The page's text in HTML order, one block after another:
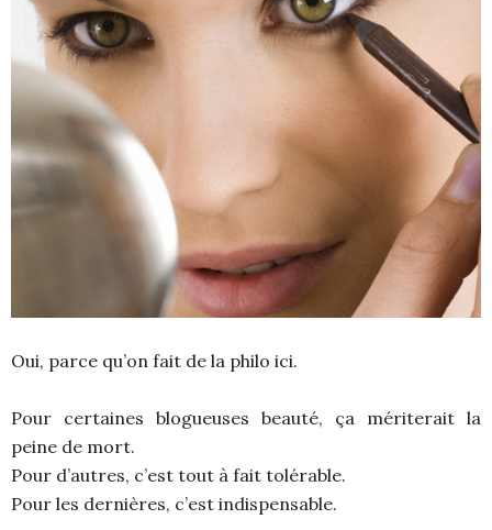
Oui, parce qu’on fait de la philo ici.
Pour certaines blogueuses beauté, ça mériterait la
peine de mort.
Pour d’autres, c’est tout à fait tolérable.
Pour les dernières, c’est indispensable.